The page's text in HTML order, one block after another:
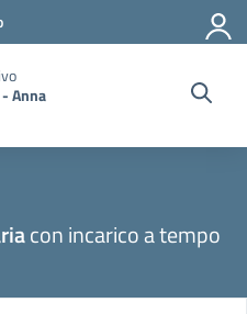
Anna
con incarico a tempo